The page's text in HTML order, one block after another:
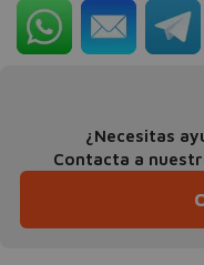
¿Necesitas
Contacta a